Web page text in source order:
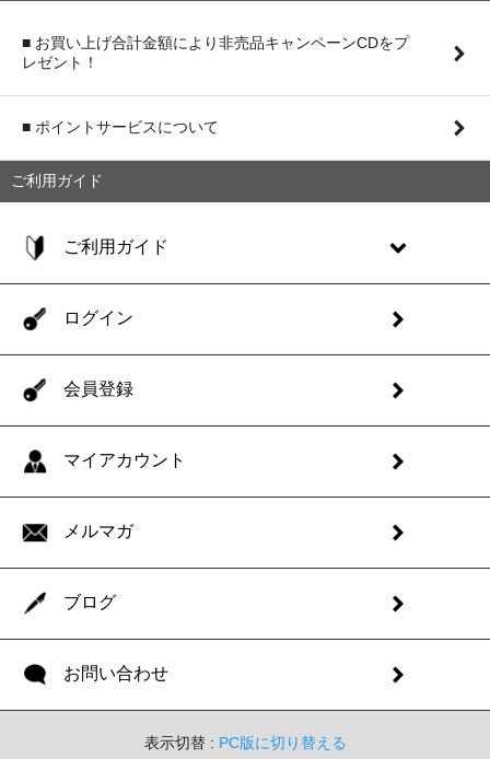
■ お買い上げ合計金額により非売品キャンペーンCDをプ
レゼント！
■ ポイントサービスについて
ご利用ガイド
ご利用ガイド
ログイン
会員登録
マイアカウント
メルマガ
ブログ
お問い合わせ
表示切替 : PC版に切り替える